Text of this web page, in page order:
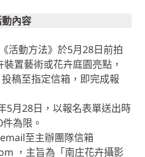
內容
活動方法》於5月28日前拍
置藝術或花卉庭園亮點，
稿至指定信箱，即完成報
5月28日，以報名表單送出時
為限。
至主辦團隊信箱
，主旨為「南庄花卉攝影